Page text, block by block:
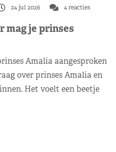
24 jul 2026 4 reacties
mag je prinses
Amalia aangesproken
over prinses Amalia en
Het voelt een beetje